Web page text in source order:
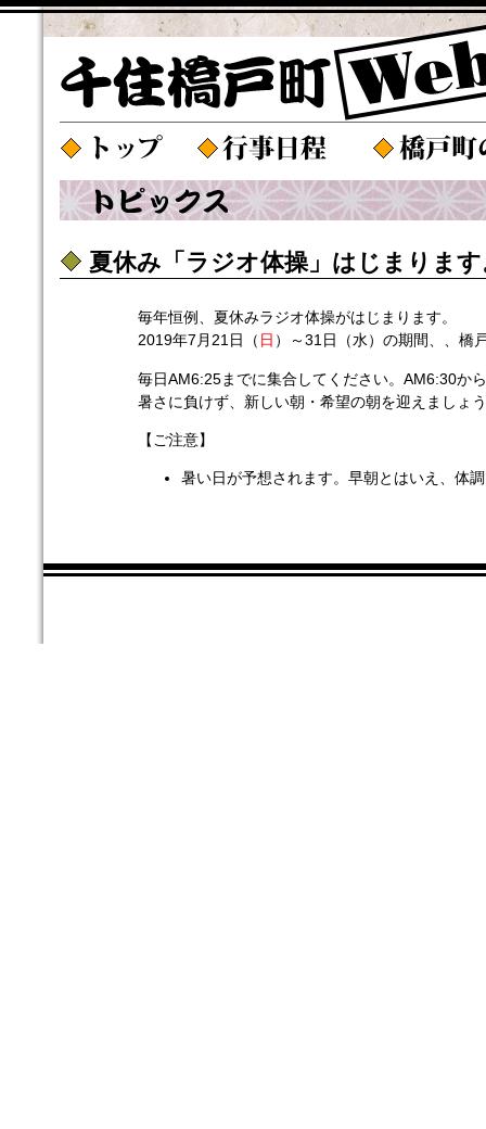
夏休み「ラジオ体操」はじまりま
毎年恒例、夏休みラジオ体操がはじまります。
2019年7月21日（ 日 ）～31日（水）の期間、、橋
毎日AM6:25までに集合してください。AM6:30か
暑さに負けず、新しい朝・希望の朝を迎えましょ
【ご注意】
暑い日が予想されます。早朝とはいえ、体